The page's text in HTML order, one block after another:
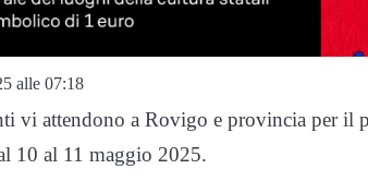
alle 07:18
vi attendono a Rovigo e provincia per il
10 al 11 maggio 2025.